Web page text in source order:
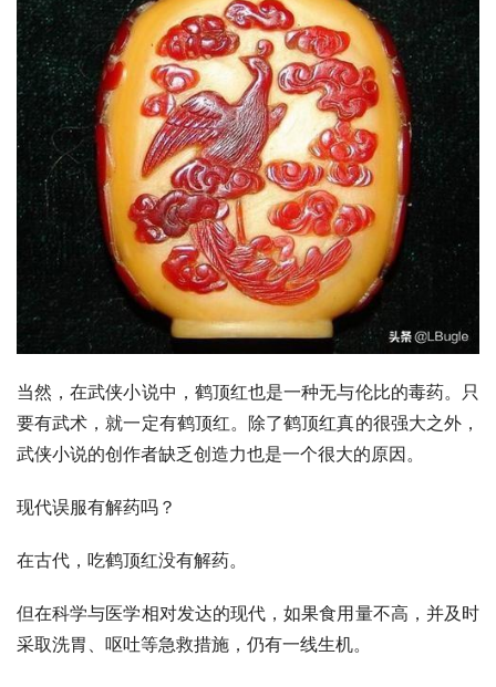
当然，在武侠小说中，鹤顶红也是一种无与伦比的毒药。只
要有武术，就一定有鹤顶红。除了鹤顶红真的很强大之外，
武侠小说的创作者缺乏创造力也是一个很大的原因。
现代误服有解药吗？
在古代，吃鹤顶红没有解药。
但在科学与医学相对发达的现代，如果食用量不高，并及时
采取洗胃 、呕吐等急救措施，仍有一线生机。